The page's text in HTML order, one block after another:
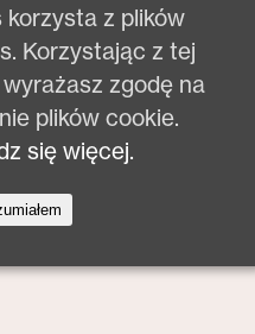
korzysta z plików
Korzystając z tej
zgodę na
plików cookie.
się więcej.